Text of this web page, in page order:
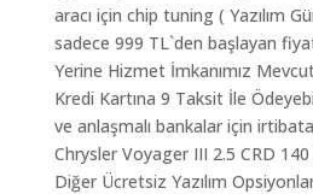
aracı için chip tuning ( Yazılım
sadece 999 TL`den başlayan
Yerine Hizmet İmkanımız
Kredi Kartına 9 Taksit İle
ve anlaşmalı bankalar için
Chrysler Voyager III 2.5 CRD
Diğer Ücretsiz Yazılım